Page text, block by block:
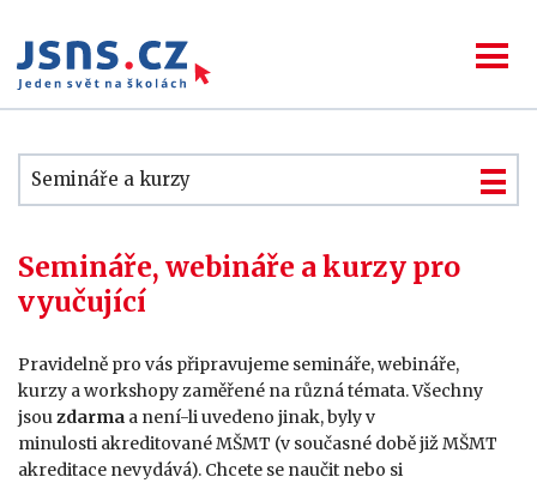
Semináře a kurzy
Semináře, webináře a kurzy pro
vyučující
Pravidelně pro vás připravujeme semináře, webináře,
kurzy a workshopy zaměřené na různá témata. Všechny
jsouzdarma a není-li uvedeno jinak, byly v
minulosti akreditované MŠMT (v současné době již MŠMT
akreditace nevydává). Chcete se naučit nebo si